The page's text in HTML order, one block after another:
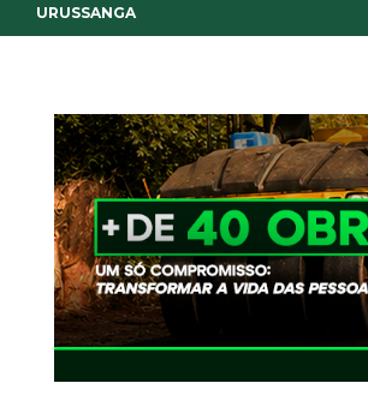
URUSSANGA